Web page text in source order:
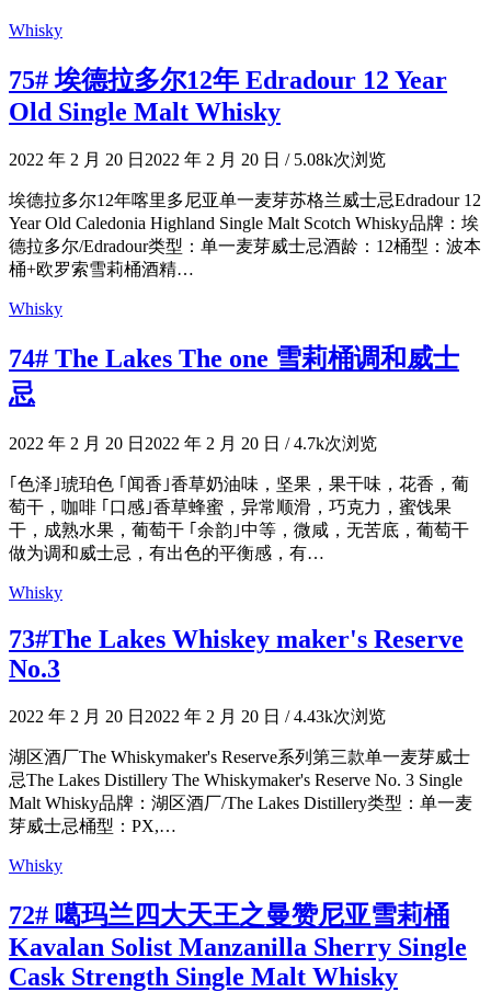
Whisky
75# 埃德拉多尔12年 Edradour 12 Year
Old Single Malt Whisky
2022 年 2 月 20 日 2022 年 2 月 20 日 /5.08k次浏览
埃德拉多尔12年喀里多尼亚单一麦芽苏格兰威士忌Edradour 12
Year Old Caledonia Highland Single Malt Scotch Whisky品牌：埃
德拉多尔/Edradour类型：单一麦芽威士忌酒龄：12桶型：波本
桶+欧罗索雪莉桶酒精…
Whisky
74# The Lakes The one 雪莉桶调和威士
忌
2022 年 2 月 20 日 2022 年 2 月 20 日 /4.7k次浏览
｢色泽｣琥珀色 ｢闻香｣香草奶油味，坚果，果干味，花香，葡
萄干，咖啡 ｢口感｣香草蜂蜜，异常顺滑，巧克力，蜜饯果
干，成熟水果，葡萄干 ｢余韵｣中等，微咸，无苦底，葡萄干
做为调和威士忌，有出色的平衡感，有…
Whisky
73#The Lakes Whiskey maker's Reserve
No.3
2022 年 2 月 20 日 2022 年 2 月 20 日 /4.43k次浏览
湖区酒厂The Whiskymaker's Reserve系列第三款单一麦芽威士
忌The Lakes Distillery The Whiskymaker's Reserve No. 3 Single
Malt Whisky品牌：湖区酒厂/The Lakes Distillery类型：单一麦
芽威士忌桶型：PX,…
Whisky
72# 噶玛兰四大天王之曼赞尼亚雪莉桶
Kavalan Solist Manzanilla Sherry Single
Cask Strength Single Malt Whisky